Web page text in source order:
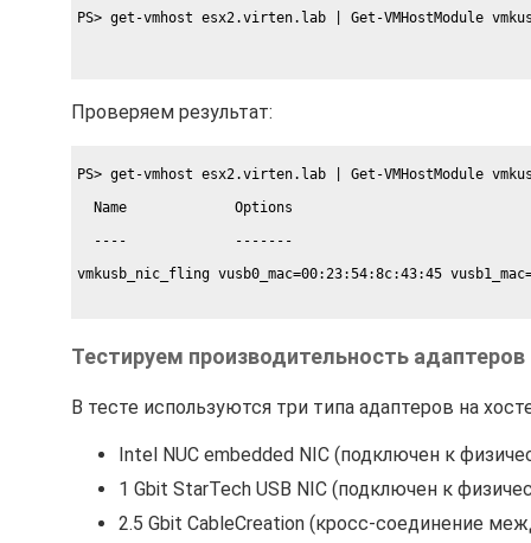
PS> get-vmhost esx2.virten.lab | Get-VMHostModule
Проверяем результат:
PS> get-vmhost esx2.virten.lab | Get-VMHostModule
  Name             Options
  ----             -------
vmkusb_nic_fling vusb0_mac=00:23:54:8c:43:45
Тестируем производительность адаптеров
В тесте используются три типа адаптеров на
Intel NUC embedded NIC (подключен к
1 Gbit StarTech USB NIC (подключен к
2.5 Gbit CableCreation (кросс-соединение